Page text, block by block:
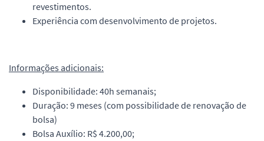
revestimentos.
Experiência com desenvolvimento de projetos.
Informações adicionais:
Disponibilidade: 40h semanais;
Duração: 9 meses (com possibilidade de renovação de
bolsa)
Bolsa Auxílio: R$ 4.200,00;